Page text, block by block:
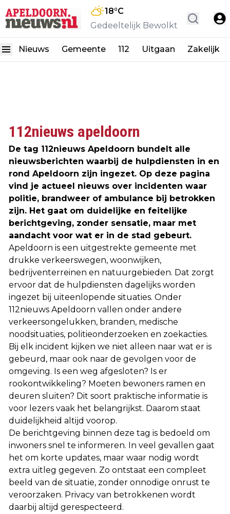
18°C
Gedeeltelijk Bewolkt
Nieuws Gemeente 112 Uitgaan Zakelijk
112nieuws apeldoorn
De tag 112nieuws Apeldoorn bundelt alle
nieuwsberichten waarbij de hulpdiensten in en
rond Apeldoorn zijn ingezet. Op deze pagina
vind je actueel nieuws over incidenten waar
politie, brandweer of ambulance bij betrokken
zijn. Het gaat om duidelijke en feitelijke
berichtgeving, zonder sensatie, maar met
aandacht voor wat er in de stad gebeurt.
Apeldoorn is een uitgestrekte gemeente met
drukke verkeerswegen, woonwijken,
bedrijventerreinen en natuurgebieden. Dat zorgt
ervoor dat de hulpdiensten dagelijks worden
ingezet bij uiteenlopende situaties. Onder
112nieuws Apeldoorn vallen onder andere
verkeersongelukken, branden, medische
noodsituaties, politieonderzoeken en zoekacties.
Bij elk incident kijken we niet alleen naar wat er is
gebeurd, maar ook naar de gevolgen voor de
omgeving. Is een weg afgesloten? Is er
rookontwikkeling? Moeten bewoners ramen en
deuren sluiten? Dit soort praktische informatie is
voor lezers vaak het belangrijkst. Daarom staat
duidelijkheid altijd voorop.
De berichtgeving binnen deze tag is bedoeld om
inwoners snel te informeren. In veel gevallen gaat
het om korte updates, maar waar nodig wordt
extra uitleg gegeven. Zo ontstaat een compleet
beeld van de situatie, zonder onnodige onrust te
veroorzaken. Privacy van betrokkenen wordt
daarbij altijd gerespecteerd.